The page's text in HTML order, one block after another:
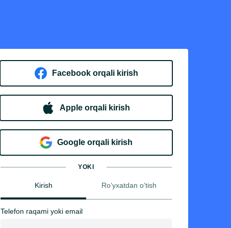
Facebook orqali kirish​
Apple orqali kirish
Goo​g​le orqali kirish
YOKI
Kirish Ro‘yxatdan o‘tish
Telefon raqami yoki email